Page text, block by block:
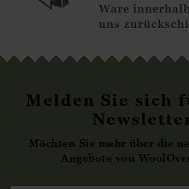
Ware
uns
Melden Sie sich
Möchten Sie mehr über die
Angebote von